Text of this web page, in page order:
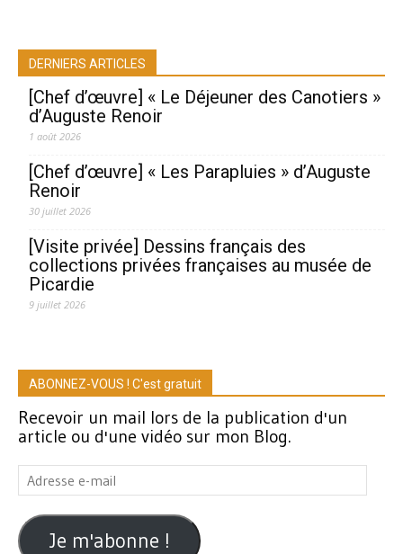
DERNIERS ARTICLES
[Chef d’œuvre] « Le Déjeuner des Canotiers »
d’Auguste Renoir
1 août 2026
[Chef d’œuvre] « Les Parapluies » d’Auguste
Renoir
30 juillet 2026
[Visite privée] Dessins français des
collections privées françaises au musée de
Picardie
9 juillet 2026
ABONNEZ-VOUS ! C'est gratuit
Recevoir un mail lors de la publication d'un
article ou d'une vidéo sur mon Blog.
Adresse
e-
mail
Je m'abonne !